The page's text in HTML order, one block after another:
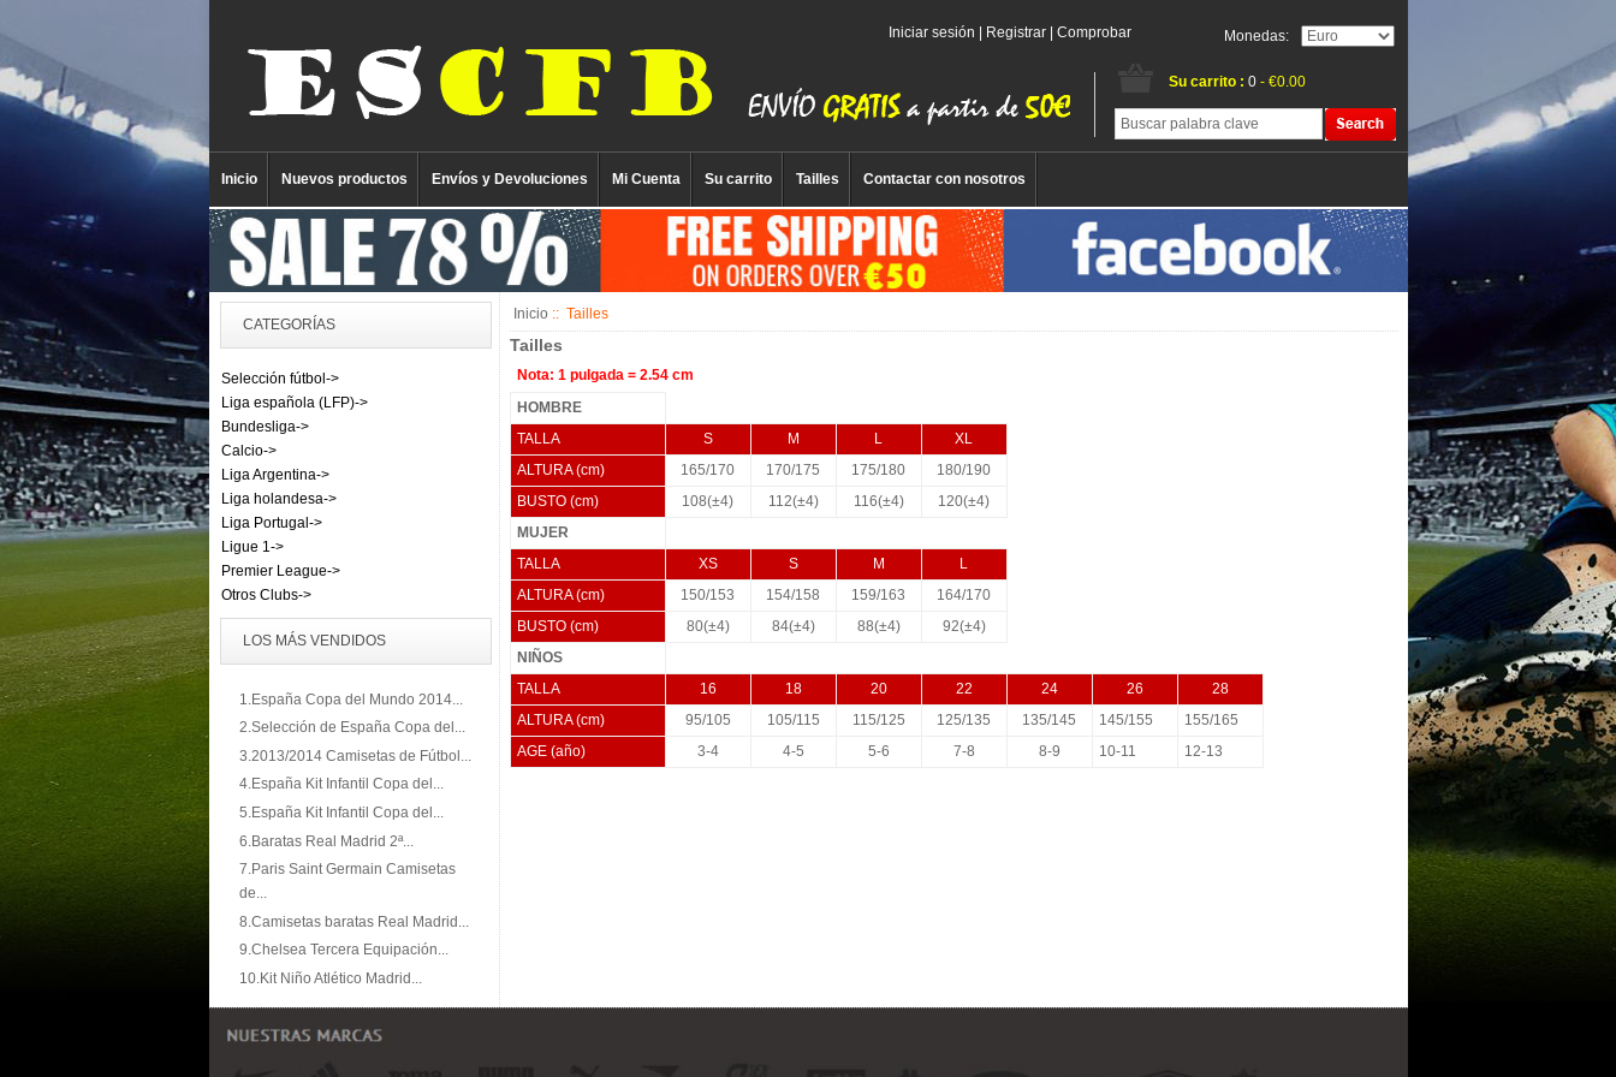
Iniciar sesión Registrar| Comprobar Monedas:
Su carrito : 0 - €0.00
Inicio Nuevos productos Envíos y Devoluciones Mi Cuenta Su carrito Tailles Contactar con nosotros
CATEGORÍAS
Selección fútbol->
Liga española (LFP)->
Bundesliga->
Calcio->
Liga Argentina->
Liga holandesa->
Liga Portugal->
Ligue 1->
Premier League->
Otros Clubs->
LOS MÁS VENDIDOS
1.España Copa del Mundo 2014...
2.Selección de España Copa del...
3.2013/2014 Camisetas de Fútbol...
4.España Kit Infantil Copa del...
5.España Kit Infantil Copa del...
6.Baratas Real Madrid 2ª...
7.Paris Saint Germain Camisetas
de...
8.Camisetas baratas Real Madrid...
9.Chelsea Tercera Equipación...
10.Kit Niño Atlético Madrid...
Inicio :: Tailles
Tailles
Nota: 1 pulgada = 2.54 cm
HOMBRE
TALLA
S M L
XL
ALTURA (cm)
165/170 170/175 175/180
180/190
BUSTO (cm)
108(±4) 112(±4) 116(±4)
120(±4)
MUJER
TALLA
XS S M
L
ALTURA (cm)
150/153 154/158 159/163
164/170
BUSTO (cm)
80(±4) 84(±4) 88(±4)
92(±4)
NIÑOS
TALLA
16 18 20 22 24 26
28
ALTURA (cm)
95/105 105/115 115/125 125/135 135/145 145/155
155/165
AGE (año)
3-4 4-5 5-6 7-8 8-9 10-11 12-13